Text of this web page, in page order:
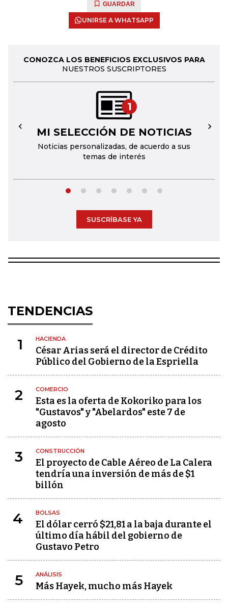
GUARDAR
UNIRSE A WHATSAPP
CONOZCA LOS BENEFICIOS EXCLUSIVOS PARA
NUESTROS SUSCRIPTORES
1
MI SELECCIÓN DE NOTICIAS
Noticias personalizadas, de acuerdo a sus
temas de interés
← →
SUSCRÍBASE YA
TENDENCIAS
1 HACIENDA
César Arias será el director de Crédito
Público del Gobierno de la Espriella
2 COMERCIO
Esta es la oferta de Kokoriko para los
"Gustavos" y "Abelardos" este 7 de
agosto
3 CONSTRUCCIÓN
El proyecto de Cable Aéreo de La Calera
tendría una inversión de más de $1
billón
4 BOLSAS
El dólar cerró $21,81 a la baja durante el
último día hábil del gobierno de
Gustavo Petro
5 ANÁLISIS
Más Hayek, mucho más Hayek